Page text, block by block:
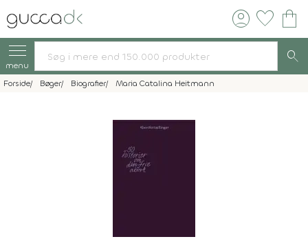
account_circle favorite shopping_bag
menu search
Forside Bøger Biografier Maria Catalina Heitmann